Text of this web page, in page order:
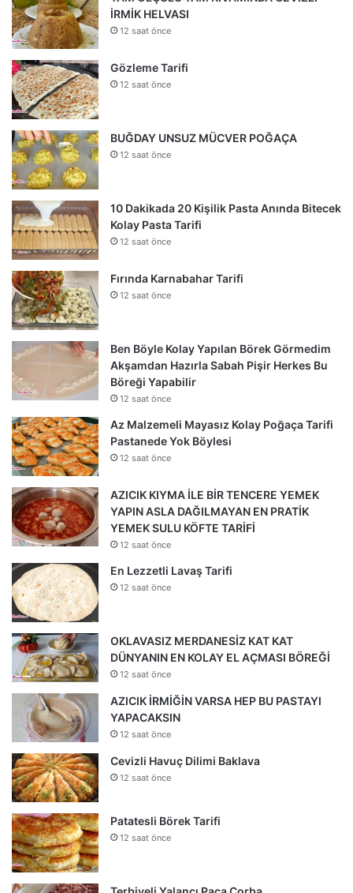
İRMİK HELVASI
12 saat önce
Gözleme Tarifi
12 saat önce
BUĞDAY UNSUZ MÜCVER POĞAÇA
12 saat önce
10 Dakikada 20 Kişilik Pasta Anında Bitecek
Kolay Pasta Tarifi
12 saat önce
Fırında Karnabahar Tarifi
12 saat önce
Ben Böyle Kolay Yapılan Börek Görmedim
Akşamdan Hazırla Sabah Pişir Herkes Bu
Böreği Yapabilir
12 saat önce
Az Malzemeli Mayasız Kolay Poğaça Tarifi
Pastanede Yok Böylesi
12 saat önce
AZICIK KIYMA İLE BİR TENCERE YEMEK
YAPIN ASLA DAĞILMAYAN EN PRATİK
YEMEK SULU KÖFTE TARİFİ
12 saat önce
En Lezzetli Lavaş Tarifi
12 saat önce
OKLAVASIZ MERDANESİZ KAT KAT
DÜNYANIN EN KOLAY EL AÇMASI BÖREĞİ
12 saat önce
AZICIK İRMİĞİN VARSA HEP BU PASTAYI
YAPACAKSIN
12 saat önce
Cevizli Havuç Dilimi Baklava
12 saat önce
Patatesli Börek Tarifi
12 saat önce